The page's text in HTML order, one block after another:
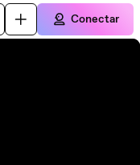
Conectar